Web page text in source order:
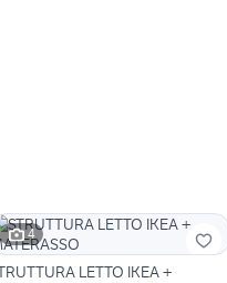
4
LETTO IKEA +